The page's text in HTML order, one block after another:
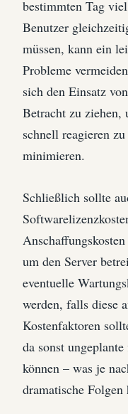
bestimmten Tag
Benutzer
müssen, kann ein
Probleme
sich den Einsatz
Betracht zu ziehen,
schnell reagieren
minimieren.
Schließlich sollte
um den Server
eventuelle
werden, falls diese
Kostenfaktoren
da sonst
können – was je
dramatische Folgen